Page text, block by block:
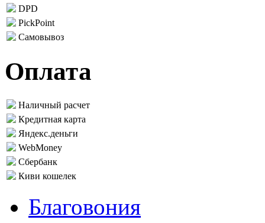
DPD
PickPoint
Самовывоз
Оплата
Наличный расчет
Кредитная карта
Яндекс.деньги
WebMoney
Сбербанк
Киви кошелек
Благовония